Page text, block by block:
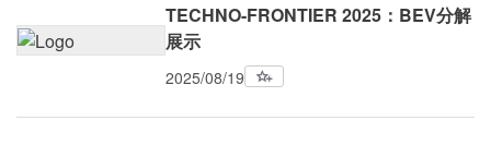
TECHNO-FRONTIER 2025：BEV分解
展示
2025/08/19